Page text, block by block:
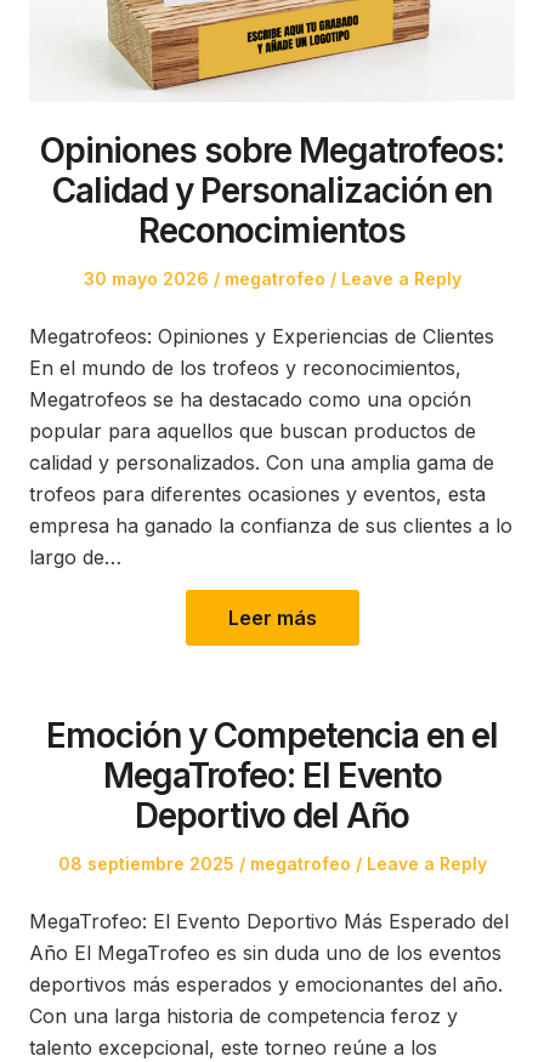
Opiniones sobre Megatrofeos:
Calidad y Personalización en
Reconocimientos
Posted
30 mayo 2026
Posted
megatrofeo Leave a Reply
Megatrofeos: Opiniones y Experiencias de Clientes
En el mundo de los trofeos y reconocimientos,
Megatrofeos se ha destacado como una opción
popular para aquellos que buscan productos de
calidad y personalizados. Con una amplia gama de
trofeos para diferentes ocasiones y eventos, esta
empresa ha ganado la confianza de sus clientes a lo
largo de…
Leer más
Emoción y Competencia en el
MegaTrofeo: El Evento
Deportivo del Año
Posted
08 septiembre 2025
Posted
megatrofeo Leave a Reply
MegaTrofeo: El Evento Deportivo Más Esperado del
Año El MegaTrofeo es sin duda uno de los eventos
deportivos más esperados y emocionantes del año.
Con una larga historia de competencia feroz y
talento excepcional, este torneo reúne a los